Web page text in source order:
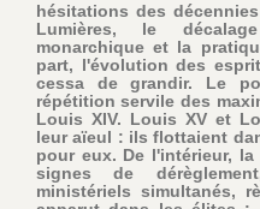
hésitations des
Lumières, le
monarchique et la
part, l'évolution des
cessa de grandir. Le
répétition servile des
Louis XIV. Louis XV et
leur aïeul : ils flottaient
pour eux. De l'intérieur,
signes de
ministériels simultanés,